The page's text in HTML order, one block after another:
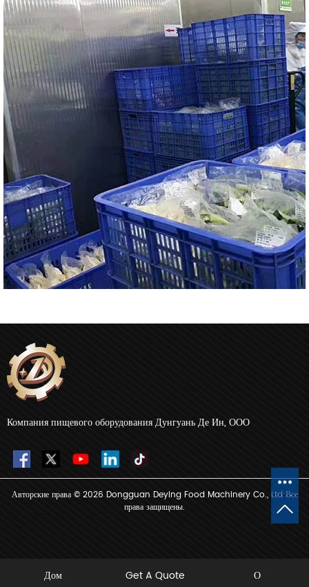
Компания пищевого оборудования Дунгуань Де Ин, ООО
Авторские права © 2026 Dongguan Deying Food Machinery Co., Ltd Все
права защищены.
Дом Get A Quote О